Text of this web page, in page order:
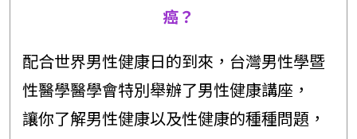
癌？
配合世界男性健康日的到來，台灣男性學暨
性醫學醫學會特別舉辦了男性健康講座，
讓你了解男性健康以及性健康的種種問題，